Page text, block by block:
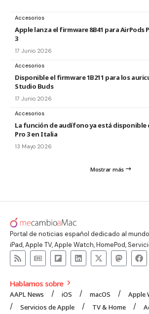
Accesorios
Apple lanza el firmware 8B41 para AirPods
3
17 Junio 2026
Accesorios
Disponible el firmware 1B211 para los
Studio Buds
17 Junio 2026
Accesorios
La función de audífono ya está disponible
Pro 3 en Italia
13 Mayo 2026
Mostrar más
Portal de noticias español dedicado al
iPad, Apple TV, Apple Watch, HomePod,
Hablamos sobre
AAPL News iOS macOS
Apple
Servicios de Apple
TV & Home